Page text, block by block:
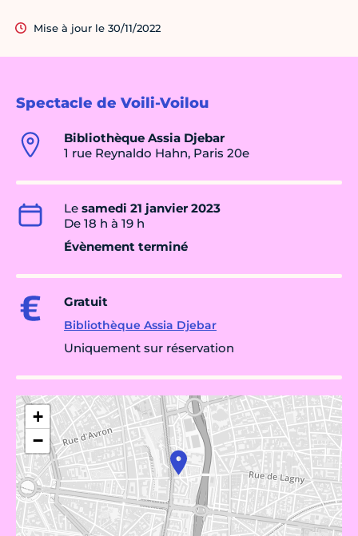
Spectacle de Voili-Voilou
Bibliothèque Assia Djebar
1 rue Reynaldo Hahn, Paris 20e
Le samedi 21 janvier 2023
De 18 h à 19 h
Évènement terminé
Gratuit
Bibliothèque Assia Djebar
Uniquement sur réservation
+
−
Mise à jour le 30/11/2022